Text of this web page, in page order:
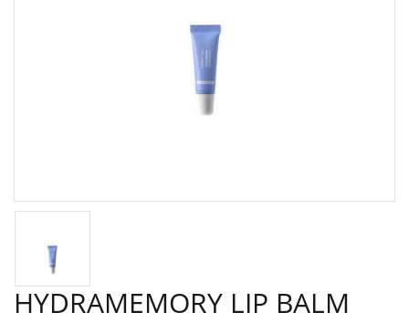
HYDRAMEMORY LIP BALM